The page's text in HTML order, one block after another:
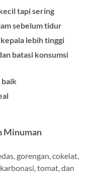
tapi sering
sebelum tidur
lebih tinggi
batasi konsumsi
baik
Minuman
gorengan, cokelat,
tomat, dan